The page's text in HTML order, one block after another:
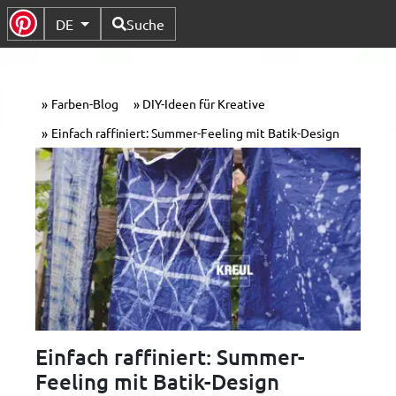
Untermenü Umschalten
DE Verfügbare Sprachen
Suche
Farben-Blog
DIY-Ideen für Kreative
Einfach raffiniert: Summer-Feeling mit Batik-Design
Einfach raffiniert: Summer-
Feeling mit Batik-Design